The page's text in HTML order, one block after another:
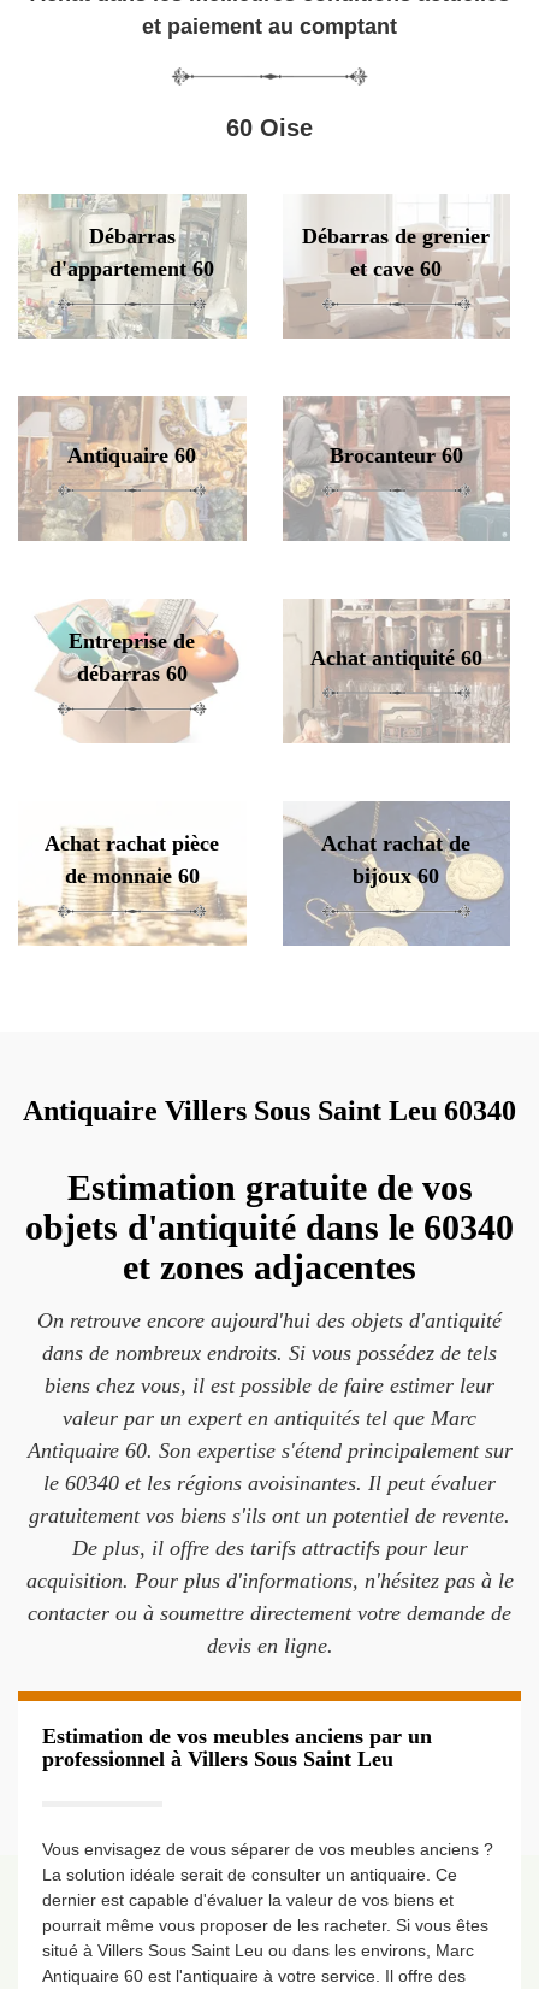
et paiement au comptant
60 Oise
Débarras
d'appartement 60
Débarras de grenier
et cave 60
Antiquaire 60 Brocanteur 60
Entreprise de
débarras 60
Achat antiquité 60
Achat rachat pièce
de monnaie 60
Achat rachat de
bijoux 60
Antiquaire Villers Sous Saint Leu 60340
Estimation gratuite de vos
objets d'antiquité dans le 60340
et zones adjacentes
On retrouve encore aujourd'hui des objets d'antiquité
dans de nombreux endroits. Si vous possédez de tels
biens chez vous, il est possible de faire estimer leur
valeur par un expert en antiquités tel que Marc
Antiquaire 60. Son expertise s'étend principalement sur
le 60340 et les régions avoisinantes. Il peut évaluer
gratuitement vos biens s'ils ont un potentiel de revente.
De plus, il offre des tarifs attractifs pour leur
acquisition. Pour plus d'informations, n'hésitez pas à le
contacter ou à soumettre directement votre demande de
devis en ligne.
Estimation de vos meubles anciens par un
professionnel à Villers Sous Saint Leu
Vous envisagez de vous séparer de vos meubles anciens ?
La solution idéale serait de consulter un antiquaire. Ce
dernier est capable d'évaluer la valeur de vos biens et
pourrait même vous proposer de les racheter. Si vous êtes
situé à Villers Sous Saint Leu ou dans les environs, Marc
Antiquaire 60 est l'antiquaire à votre service. Il offre des